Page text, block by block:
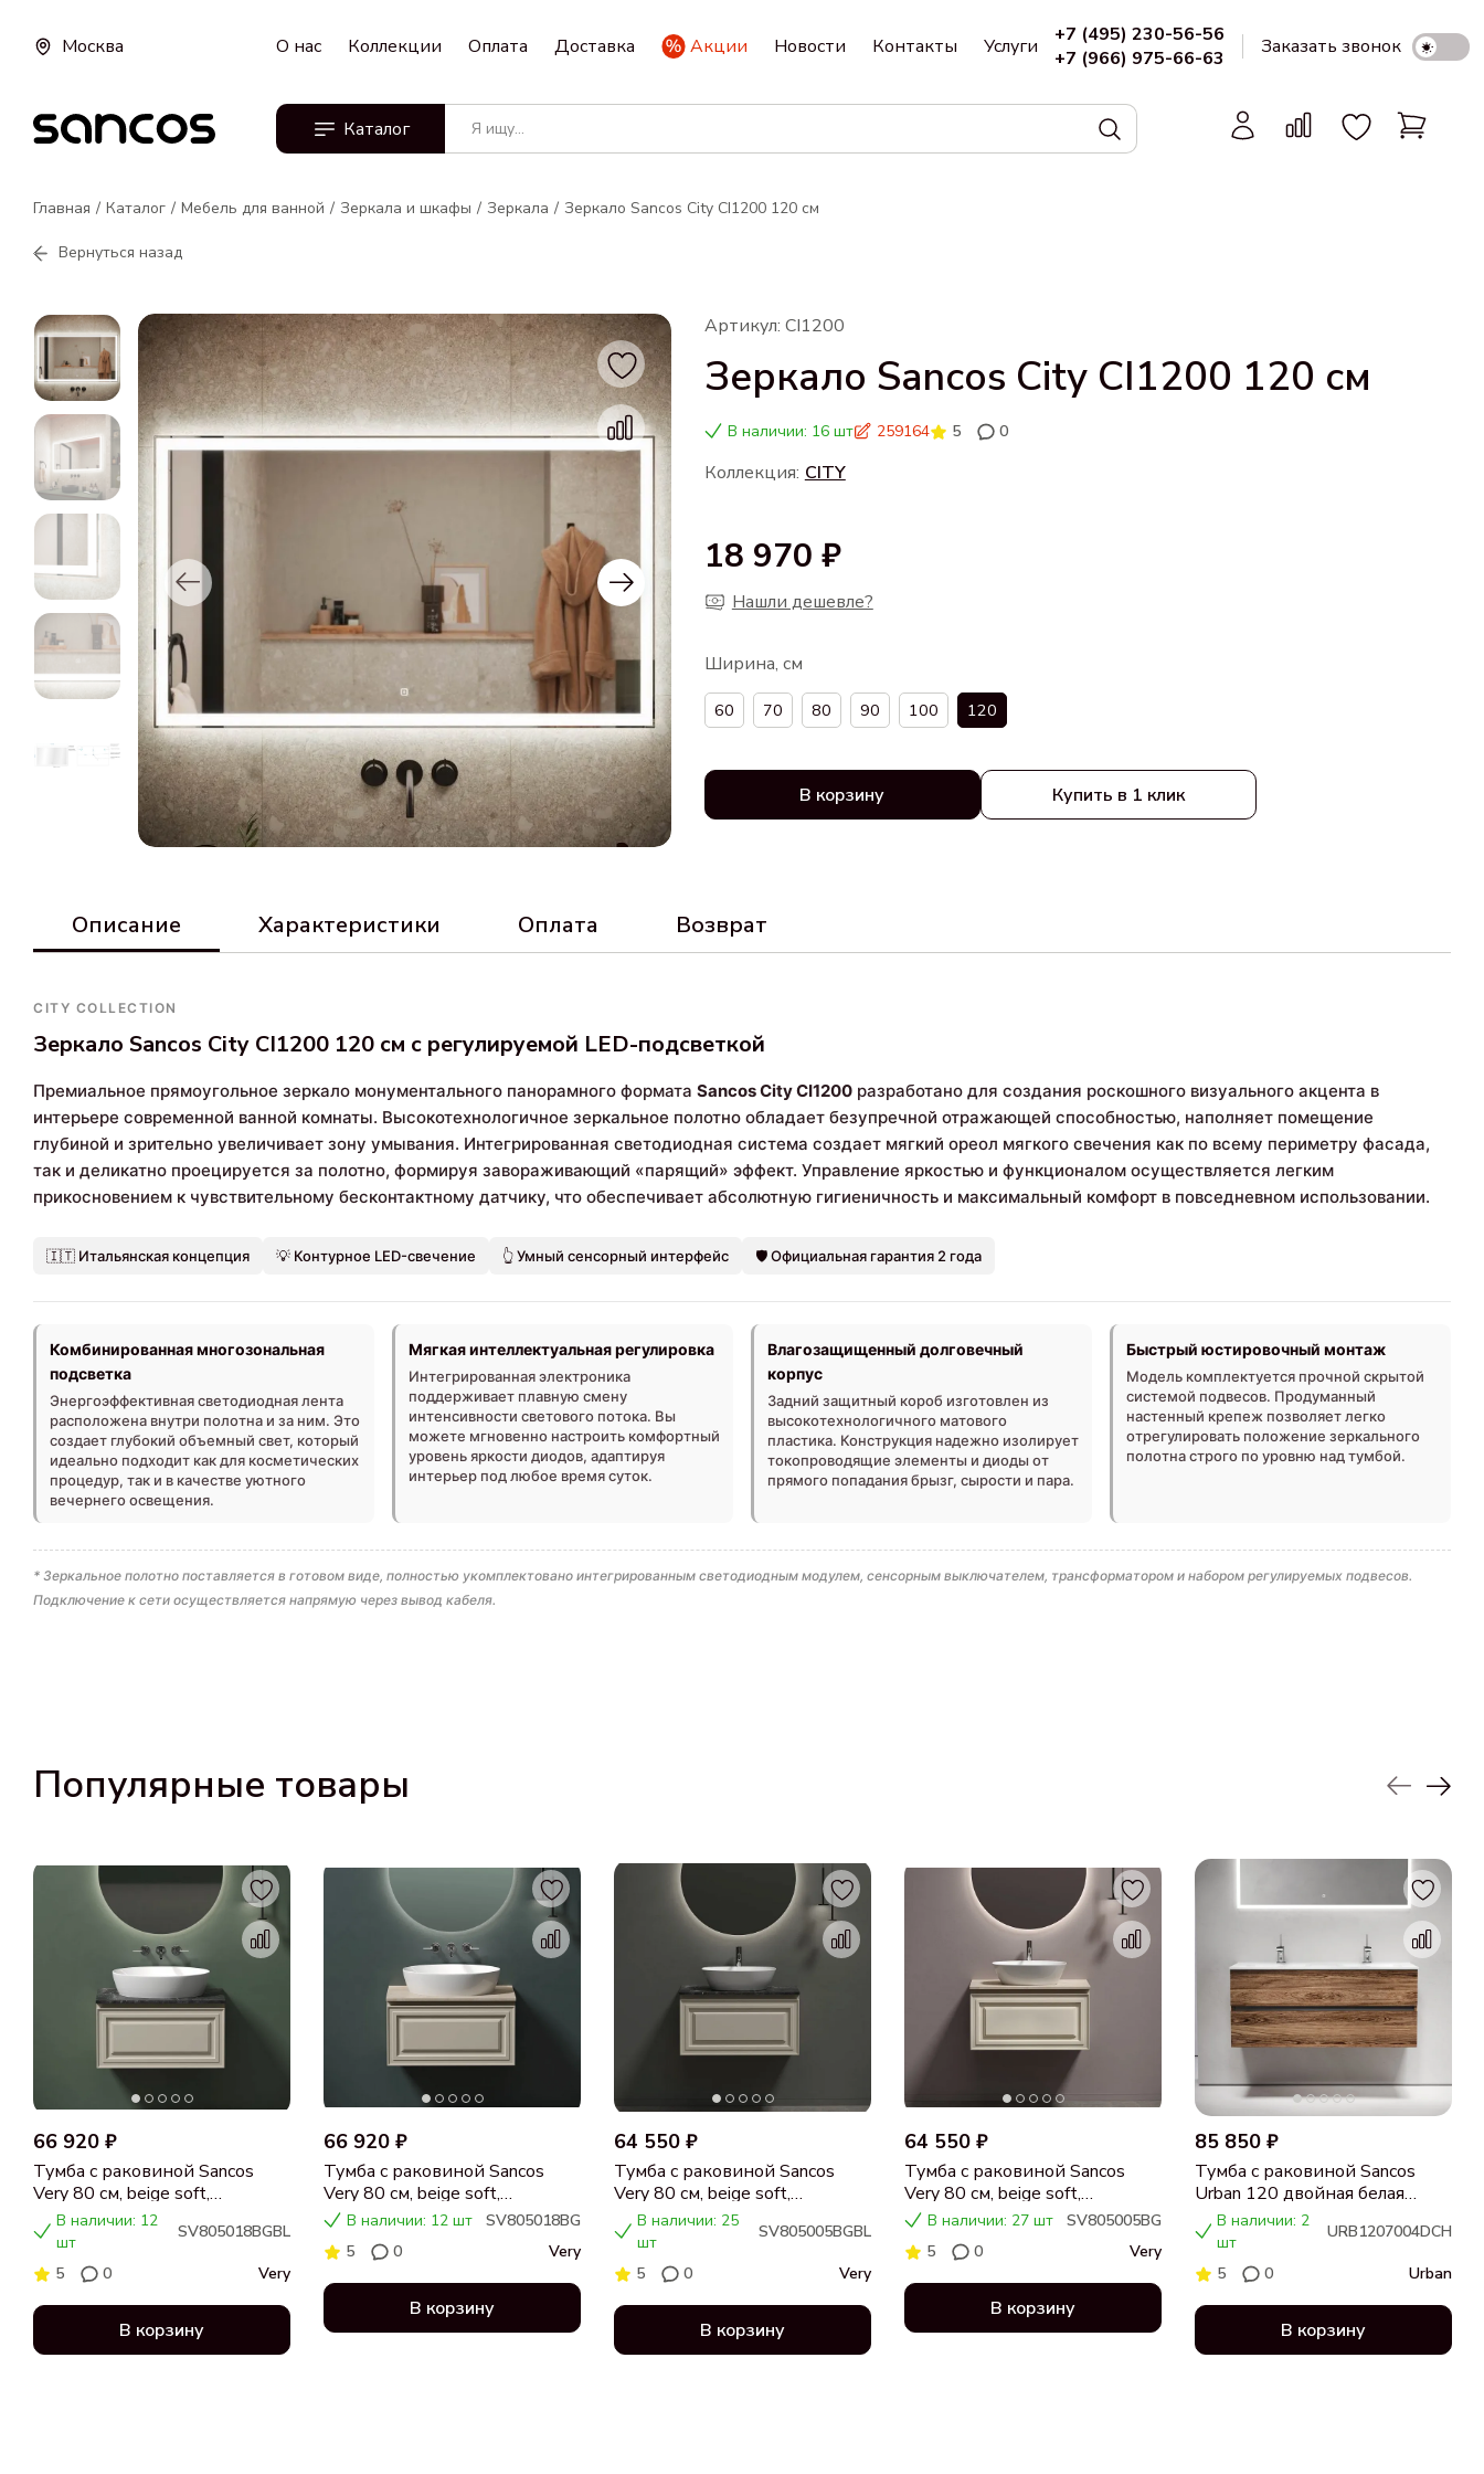
Москва О нас Коллекции Оплата Доставка Акции Новости Контакты Услуги
+7 (495) 230-56-56
+7 (966) 975-66-63
Заказать звонок
Каталог
Главная Каталог Мебель для ванной Зеркала и шкафы Зеркала Зеркало Sancos City CI1200 120 см
Вернуться назад
Артикул: CI1200
Зеркало Sancos City CI1200 120 см
В наличии: 16 шт 259164 5 0
Коллекция: CITY
18 970 ₽
Нашли дешевле?
Ширина, см
60 70 80 90 100 120
В корзину Купить в 1 клик
Описание Характеристики Оплата Возврат
CITY COLLECTION
Зеркало Sancos City CI1200 120 см с регулируемой LED-подсветкой
Премиальное прямоугольное зеркало монументального панорамного формата Sancos City CI1200 разработано для создания роскошного визуального акцента в
интерьере современной ванной комнаты. Высокотехнологичное зеркальное полотно обладает безупречной отражающей способностью, наполняет помещение
глубиной и зрительно увеличивает зону умывания. Интегрированная светодиодная система создает мягкий ореол мягкого свечения как по всему периметру фасада,
так и деликатно проецируется за полотно, формируя завораживающий «парящий» эффект. Управление яркостью и функционалом осуществляется легким
прикосновением к чувствительному бесконтактному датчику, что обеспечивает абсолютную гигиеничность и максимальный комфорт в повседневном использовании.
🇮🇹 Итальянская концепция 💡 Контурное LED-свечение 👆 Умный сенсорный интерфейс 🛡️ Официальная гарантия 2 года
Комбинированная многозональная
подсветка
Энергоэффективная светодиодная лента
расположена внутри полотна и за ним. Это
создает глубокий объемный свет, который
идеально подходит как для косметических
процедур, так и в качестве уютного
вечернего освещения.
Мягкая интеллектуальная регулировка
Интегрированная электроника
поддерживает плавную смену
интенсивности светового потока. Вы
можете мгновенно настроить комфортный
уровень яркости диодов, адаптируя
интерьер под любое время суток.
Влагозащищенный долговечный
корпус
Задний защитный короб изготовлен из
высокотехнологичного матового
пластика. Конструкция надежно изолирует
токопроводящие элементы и диоды от
прямого попадания брызг, сырости и пара.
Быстрый юстировочный монтаж
Модель комплектуется прочной скрытой
системой подвесов. Продуманный
настенный крепеж позволяет легко
отрегулировать положение зеркального
полотна строго по уровню над тумбой.
* Зеркальное полотно поставляется в готовом виде, полностью укомплектовано интегрированным светодиодным модулем, сенсорным выключателем, трансформатором и набором регулируемых подвесов.
Подключение к сети осуществляется напрямую через вывод кабеля.
Популярные товары
66 920 ₽
Тумба с раковиной Sancos
Very 80 см, beige soft,
столешница черный мрамор,
раковина CN5018
В наличии: 12
шт
SV805018BGBL
5
0 Very
В корзину
66 920 ₽
Тумба с раковиной Sancos
Very 80 см, beige soft,
столешница бежевая,
раковина CN5018
В наличии: 12 шт
SV805018BG
5
0 Very
В корзину
64 550 ₽
Тумба с раковиной Sancos
Very 80 см, beige soft,
столешница черный мрамор,
раковина CN5005
В наличии: 25
шт
SV805005BGBL
5
0 Very
В корзину
64 550 ₽
Тумба с раковиной Sancos
Very 80 см, beige soft,
столешница бежевая,
раковина CN5005
В наличии: 27 шт
SV805005BG
5
0 Very
В корзину
85 850 ₽
Тумба с раковиной Sancos
Urban 120 двойная белая
раковина CN7004, дуб
чарльстон
В наличии: 2
шт
URB1207004DCH
5
0 Urban
В корзину